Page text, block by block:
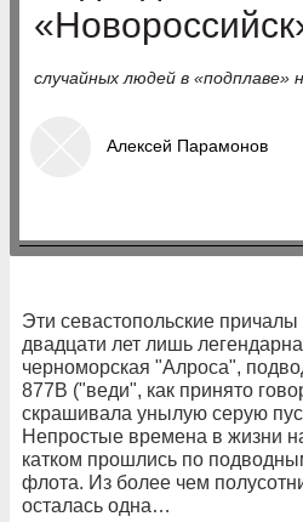
случайных людей в
Алексей Парамонов
Эти севастопольские
двадцати лет лишь
черноморская "Алроса",
877В ("веди", как принято
скрашивала унылую серую
Непростые времена в жизни
катком прошлись по
флота. Из более чем
осталась одна…